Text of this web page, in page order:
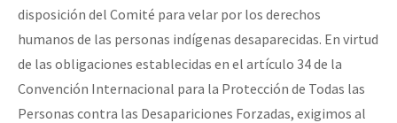
disposición del Comité para velar por los derechos
humanos de las personas indígenas desaparecidas. En virtud
de las obligaciones establecidas en el artículo 34 de la
Convención Internacional para la Protección de Todas las
Personas contra las Desapariciones Forzadas, exigimos al